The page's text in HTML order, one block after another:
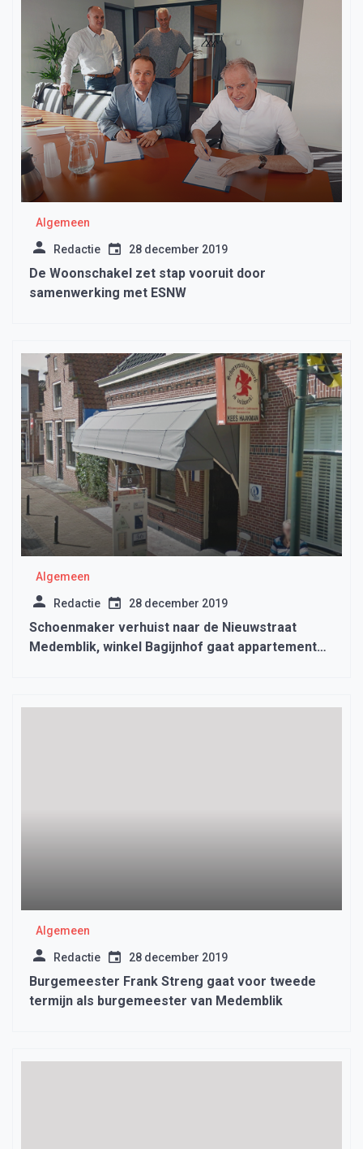
Algemeen
Redactie 28 december 2019
De Woonschakel zet stap vooruit door
samenwerking met ESNW
Algemeen
Redactie 28 december 2019
Schoenmaker verhuist naar de Nieuwstraat
Medemblik, winkel Bagijnhof gaat appartement
Algemeen
Redactie 28 december 2019
Burgemeester Frank Streng gaat voor tweede
termijn als burgemeester van Medemblik